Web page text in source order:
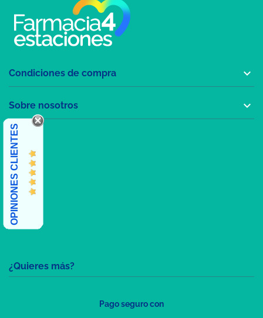
¿Quieres más?
Condiciones de compra 
Sobre nosotros 
OPINIONES CLIENTES
Pago seguro con